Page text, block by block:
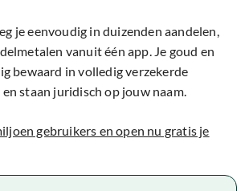
je eenvoudig in duizenden aandelen,
vanuit één app. Je goud en
bewaard in volledig verzekerde
staan juridisch op jouw naam.
gebruikers en open nu gratis je